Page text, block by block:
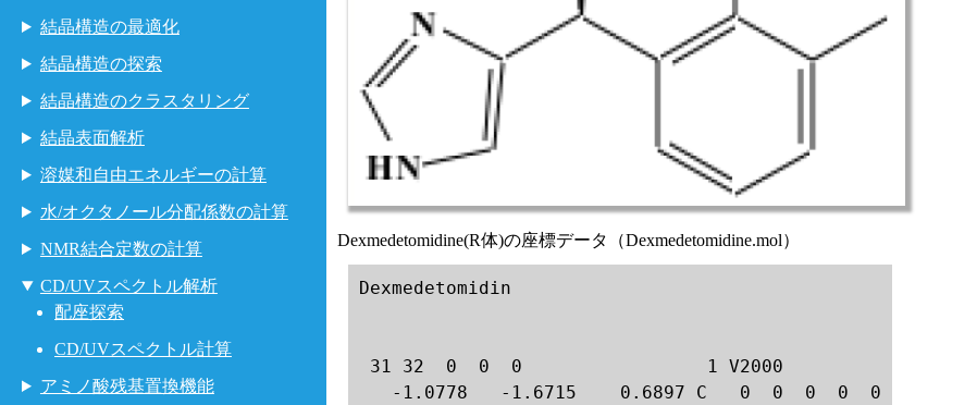
結晶構造の最適化
結晶構造の探索
結晶構造のクラスタリング
結晶表面解析
溶媒和自由エネルギーの計算
水/オクタノール分配係数の計算
NMR結合定数の計算
CD/UVスペクトル解析
配座探索
CD/UVスペクトル計算
アミノ酸残基置換機能
Dexmedetomidine(R体)の座標データ（Dexmedetomidine.mol）
Dexmedetomidin
31 32  0  0  0                 1 V2000
   -1.0778   -1.6715    0.6897 C   0  0  0  0  0